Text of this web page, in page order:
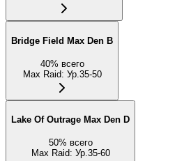
Bridge Field Max Den B
40% всего
Max Raid: Ур.35-50
Lake Of Outrage Max Den D
50% всего
Max Raid: Ур.35-60